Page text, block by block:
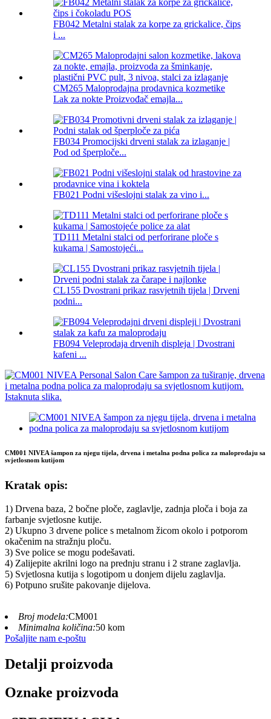
FB042 Metalni stalak za korpe za grickalice, čips
i ...
CM265 Maloprodajna prodavnica kozmetike
Lak za nokte Proizvođač emajla...
FB034 Promocijski drveni stalak za izlaganje |
Pod od šperploče...
FB021 Podni višeslojni stalak za vino i...
TD111 Metalni stalci od perforirane ploče s
kukama | Samostojeći...
CL155 Dvostrani prikaz rasvjetnih tijela | Drveni
podni...
FB094 Veleprodaja drvenih displeja | Dvostrani
kafeni ...
CM001 NIVEA šampon za njegu tijela, drvena i metalna podna polica za maloprodaju sa
svjetlosnom kutijom
Kratak opis:
1) Drvena baza, 2 bočne ploče, zaglavlje, zadnja ploča i boja za
farbanje svjetlosne kutije.
2) Ukupno 3 drvene police s metalnom žicom okolo i potporom
okačenim na stražnju ploču.
3) Sve police se mogu podešavati.
4) Zalijepite akrilni logo na prednju stranu i 2 strane zaglavlja.
5) Svjetlosna kutija s logotipom u donjem dijelu zaglavlja.
6) Potpuno srušite pakovanje dijelova.
Broj modela:CM001
Minimalna količina:50 kom
Pošaljite nam e-poštu
Detalji proizvoda
Oznake proizvoda